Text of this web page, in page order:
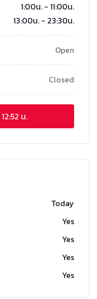
1:00น. - 11:00น.
13:00น. - 23:30น.
Open
Closed
12:52 น.
Today
Yes
Yes
Yes
Yes